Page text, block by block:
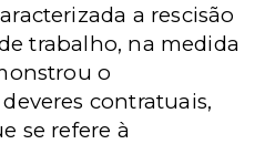
a rescisão
trabalho, na medida
o
contratuais,
se refere à